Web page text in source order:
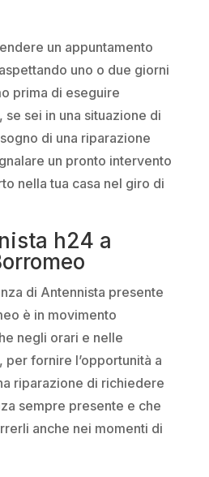
un appuntamento
uno o due giorni
prima di eseguire
se sei in una situazione di
di una riparazione
un pronto intervento
nella tua casa nel giro di
h24 a
di Antennista presente
è in movimento
negli orari e nelle
fornire l’opportunità a
riparazione di richiedere
sempre presente e che
anche nei momenti di